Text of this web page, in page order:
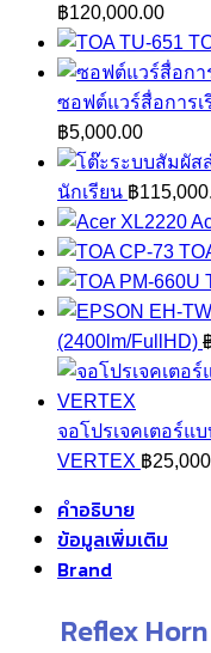
฿120,000.00
ซอฟต์แวร์สื่อการ
฿5,000.00
นักเรียน ฿
(2400lm/FullHD)
จอโปรเจคเตอร์แ
VERTEX ฿
คำอธิบาย
ข้อมูลเพิ่มเติม
Brand
Reflex